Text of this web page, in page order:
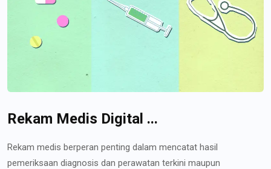
Rekam Medis Digital ...
Rekam medis berperan penting dalam mencatat hasil
pemeriksaan diagnosis dan perawatan terkini maupun